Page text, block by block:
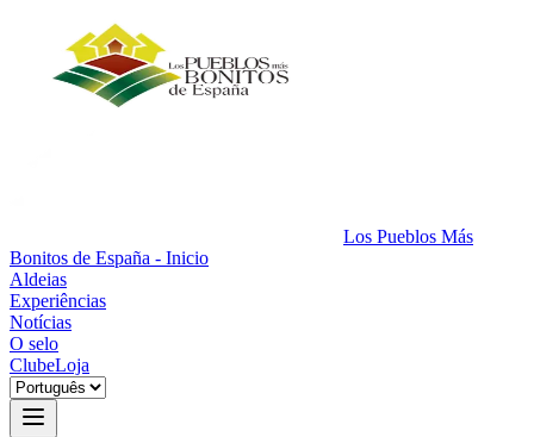
Los Pueblos Más
Bonitos de España - Inicio
Aldeias
Experiências
Notícias
O selo
ClubeLoja